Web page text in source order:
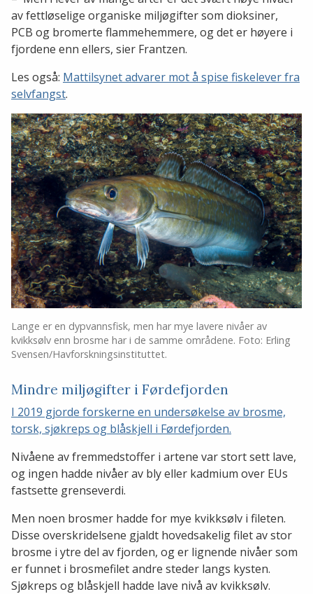
av fettløselige organiske miljøgifter som dioksiner,
PCB og bromerte flammehemmere, og det er høyere i
fjordene enn ellers, sier Frantzen.
Les også: Mattilsynet advarer mot å spise fiskelever fra
selvfangst.
Lange er en dypvannsfisk, men har mye lavere nivåer av
kvikksølv enn brosme har i de samme områdene. Foto: Erling
Svensen/Havforskningsinstituttet.
Mindre miljøgifter i Førdefjorden
I 2019 gjorde forskerne en undersøkelse av brosme,
torsk, sjøkreps og blåskjell i Førdefjorden.
Nivåene av fremmedstoffer i artene var stort sett lave,
og ingen hadde nivåer av bly eller kadmium over EUs
fastsette grenseverdi.
Men noen brosmer hadde for mye kvikksølv i fileten.
Disse overskridelsene gjaldt hovedsakelig filet av stor
brosme i ytre del av fjorden, og er lignende nivåer som
er funnet i brosmefilet andre steder langs kysten.
Sjøkreps og blåskjell hadde lave nivå av kvikksølv.